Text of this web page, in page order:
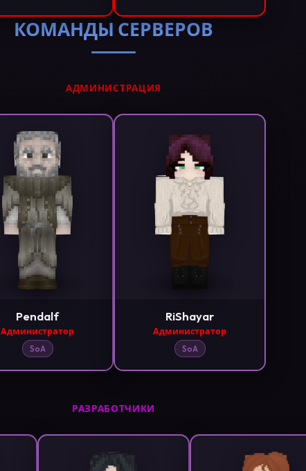
КОМАНДЫ СЕРВЕРОВ
АДМИНИСТРАЦИЯ
Pendalf
Администратор
SoA
RiShayar
Администратор
SoA
РАЗРАБОТЧИКИ